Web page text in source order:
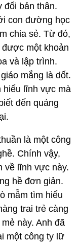
đổi bản thân.
con đường học
chia sẻ. Từ đó,
một khoản
và lập trình.
mắng là dốt.
hiểu lĩnh vực mà
đến quảng
là một công
Chính vậy,
về lĩnh vực này.
hề đơn giản.
mẫm tìm hiểu
trai trẻ càng
này. Anh đã
một công ty lữ